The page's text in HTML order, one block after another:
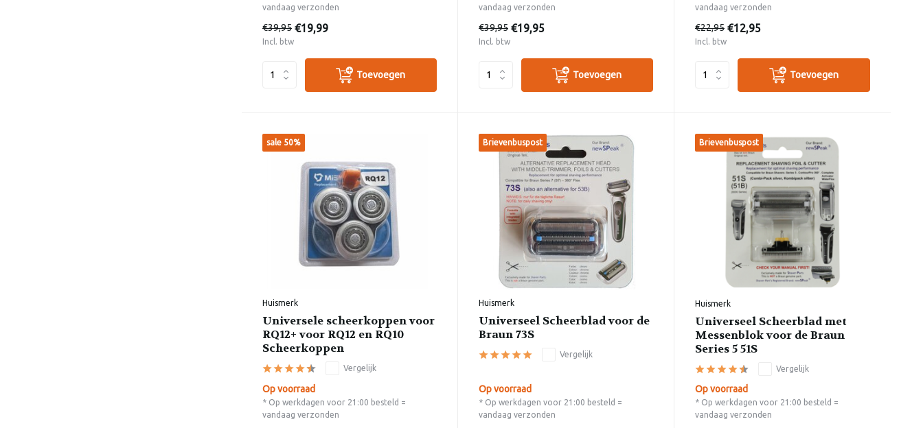
vandaag verzonden
€39,95 €19,99
Incl. btw
Toevoegen
vandaag verzonden
€39,95 €19,95
Incl. btw
Toevoegen
vandaag verzonden
€22,95 €12,95
Incl. btw
Toevoegen
sale 50%
Huismerk
Universele scheerkoppen voor
RQ12+ voor RQ12 en RQ10
Scheerkoppen
Vergelijk
Op voorraad
* Op werkdagen voor 21:00 besteld =
vandaag verzonden
Brievenbuspost
Huismerk
Universeel Scheerblad voor de
Braun 73S
Vergelijk
Op voorraad
* Op werkdagen voor 21:00 besteld =
vandaag verzonden
Brievenbuspost
Huismerk
Universeel Scheerblad met
Messenblok voor de Braun
Series 5 51S
Vergelijk
Op voorraad
* Op werkdagen voor 21:00 besteld =
vandaag verzonden